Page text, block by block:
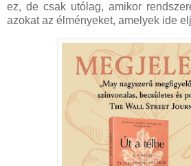
ez, de csak utólag, amikor
azokat az élményeket, amelyek ide